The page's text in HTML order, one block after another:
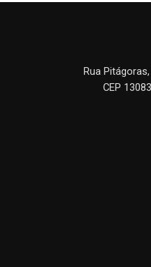
Rua
CEP